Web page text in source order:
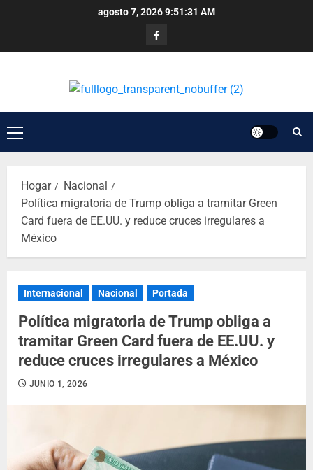
agosto 7, 20269:51:31 AM
Hogar
Nacional
Política migratoria de Trump obliga a tramitar Green
Card fuera de EE.UU. y reduce cruces irregulares a
México
Internacional Nacional Portada
Política migratoria de Trump obliga a
tramitar Green Card fuera de EE.UU. y
reduce cruces irregulares a México
JUNIO 1, 2026